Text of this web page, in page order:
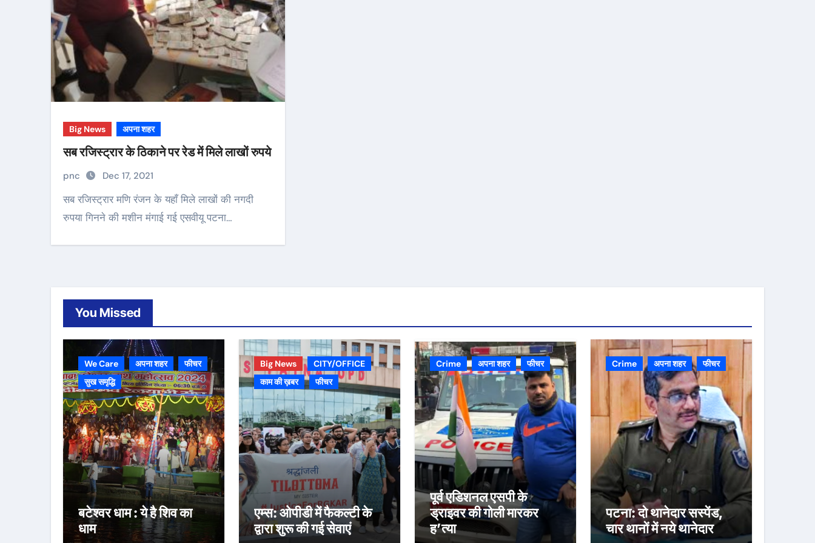
Big News अपना शहर
सब रजिस्ट्रार के ठिकाने पर रेड में मिले लाखों रुपये
pnc Dec 17, 2021
सब रजिस्ट्रार मणि रंजन के यहाँ मिले लाखों की नगदी
रुपया गिनने की मशीन मंगाई गई एसवीयू पटना…
You Missed
We Care अपना शहर
फीचर
सुख समृद्धि
बटेश्वर धाम : ये है शिव का
धाम
Big News
CITY/OFFICE
काम की ख़बर
फीचर
एम्स: ओपीडी में फैकल्टी के
द्वारा शुरू की गई सेवाएं
Crime अपना शहर फीचर
पूर्व एडिशनल एसपी के
ड्राइवर की गोली मारकर
ह’त्या
Crime अपना शहर फीचर
पटना: दो थानेदार सस्पेंड,
चार थानों में नये थानेदार